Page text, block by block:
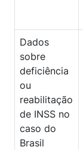
Dados
sobre
deficiência
ou
reabilitação
de INSS no
caso do
Brasil